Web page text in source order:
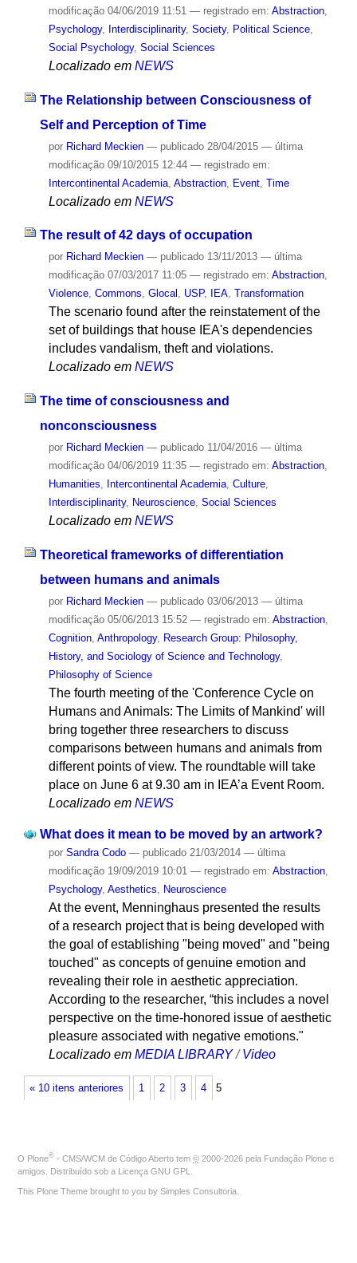
modificação04/06/2019 11:51 — registrado em: Abstraction,
Psychology, Interdisciplinarity, Society, Political Science,
Social Psychology, Social Sciences
Localizado em NEWS
The Relationship between Consciousness of
Self and Perception of Time
por Richard Meckien — publicado28/04/2015 — última
modificação09/10/2015 12:44 — registrado em:
Intercontinental Academia, Abstraction, Event, Time
Localizado em NEWS
The result of 42 days of occupation
por Richard Meckien — publicado13/11/2013 — última
modificação07/03/2017 11:05 — registrado em: Abstraction,
Violence, Commons, Glocal , USP, IEA, Transformation
The scenario found after the reinstatement of the
set of buildings that house IEA's dependencies
includes vandalism, theft and violations.
Localizado em NEWS
The time of consciousness and
nonconsciousness
por Richard Meckien — publicado11/04/2016 — última
modificação04/06/2019 11:35 — registrado em: Abstraction,
Humanities, Intercontinental Academia, Culture,
Interdisciplinarity, Neuroscience, Social Sciences
Localizado em NEWS
Theoretical frameworks of differentiation
between humans and animals
por Richard Meckien — publicado03/06/2013 — última
modificação05/06/2013 15:52 — registrado em: Abstraction,
Cognition, Anthropology, Research Group: Philosophy,
History, and Sociology of Science and Technology,
Philosophy of Science
The fourth meeting of the 'Conference Cycle on
Humans and Animals: The Limits of Mankind' will
bring together three researchers to discuss
comparisons between humans and animals from
different points of view. The roundtable will take
place on June 6 at 9.30 am in IEA’a Event Room.
Localizado em NEWS
What does it mean to be moved by an artwork?
por Sandra Codo — publicado21/03/2014 — última
modificação19/09/2019 10:01 — registrado em: Abstraction,
Psychology, Aesthetics Neuroscience
At the event, Menninghaus presented the results
of a research project that is being developed with
the goal of establishing "being moved" and "being
touched" as concepts of genuine emotion and
revealing their role in aesthetic appreciation.
According to the researcher, “this includes a novel
perspective on the time-honored issue of aesthetic
pleasure associated with negative emotions."
Localizado em MEDIA LIBRARY /Video
« 10 itens anteriores 1 2 3 4 5
O Plone® - CMS/WCM de Código Aberto tem © 2000-2026 pela Fundação Plone e
amigos. Distribuído sob a Licença GNU GPL
This Plone Theme brought to you by Simples Consultoria